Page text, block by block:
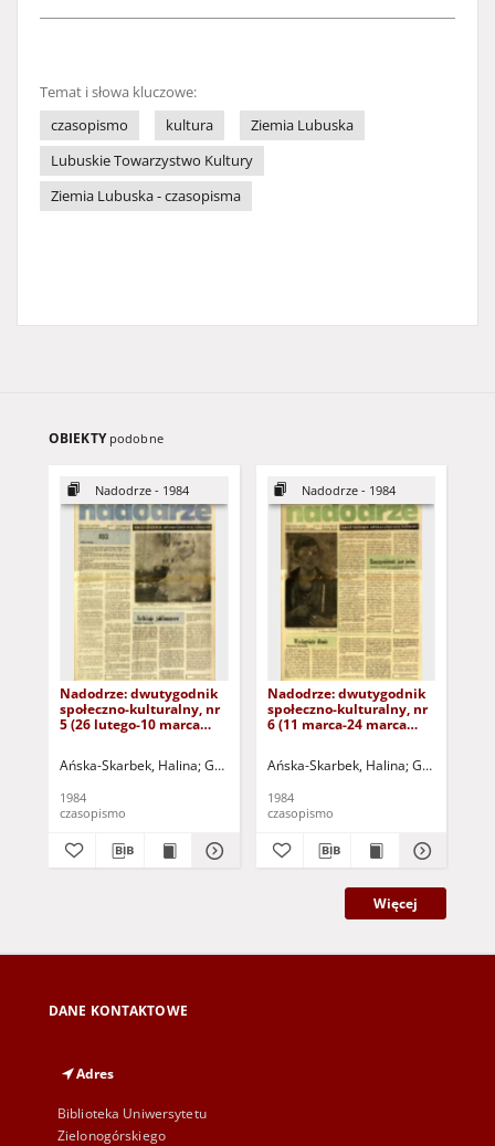
Temat i słowa kluczowe:
czasopismo
kultura
Ziemia Lubuska
Lubuskie Towarzystwo Kultury
Ziemia Lubuska - czasopisma
OBIEKTY podobne
Nadodrze - 1984
Nadodrze: dwutygodnik
społeczno-kulturalny, nr
5 (26 lutego-10 marca
Ańska-Skarbek, Halina Grabowska, Lucyna Grochomalski, Piotr
1984
czasopismo
Nadodrze - 1984
Nadodrze: dwutygodnik
społeczno-kulturalny, nr
6 (11 marca-24 marca
Ańska-Skarbek, Halina Grabowska,
1984
czasopismo
Więcej
DANE KONTAKTOWE
Adres
Biblioteka Uniwersytetu
Zielonogórskiego